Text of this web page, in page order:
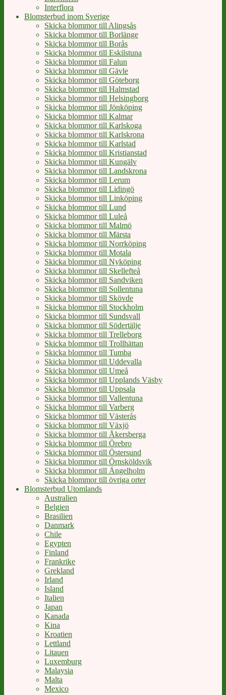
Interflora
Blomsterbud inom Sverige
Skicka blommor till Alingsås
Skicka blommor till Borlänge
Skicka blommor till Borås
Skicka blommor till Eskilstuna
Skicka blommor till Falun
Skicka blommor till Gävle
Skicka blommor till Göteborg
Skicka blommor till Halmstad
Skicka blommor till Helsingborg
Skicka blommor till Jönköping
Skicka blommor till Kalmar
Skicka blommor till Karlskoga
Skicka blommor till Karlskrona
Skicka blommor till Karlstad
Skicka blommor till Kristianstad
Skicka blommor till Kungälv
Skicka blommor till Landskrona
Skicka blommor till Lerum
Skicka blommor till Lidingö
Skicka blommor till Linköping
Skicka blommor till Lund
Skicka blommor till Luleå
Skicka blommor till Malmö
Skicka blommor till Märsta
Skicka blommor till Norrköping
Skicka blommor till Motala
Skicka blommor till Nyköping
Skicka blommor till Skellefteå
Skicka blommor till Sandviken
Skicka blommor till Sollentuna
Skicka blommor till Skövde
Skicka blommor till Stockholm
Skicka blommor till Sundsvall
Skicka blommor till Södertälje
Skicka blommor till Trelleborg
Skicka blommor till Trollhättan
Skicka blommor till Tumba
Skicka blommor till Uddevalla
Skicka blommor till Umeå
Skicka blommor till Upplands Väsby
Skicka blommor till Uppsala
Skicka blommor till Vallentuna
Skicka blommor till Varberg
Skicka blommor till Västerås
Skicka blommor till Växjö
Skicka blommor till Åkersberga
Skicka blommor till Örebro
Skicka blommor till Östersund
Skicka blommor till Örnsköldsvik
Skicka blommor till Ängelholm
Skicka blommor till övriga orter
Blomsterbud Utomlands
Australien
Belgien
Brasilien
Danmark
Chile
Egypten
Finland
Frankrike
Grekland
Irland
Island
Italien
Japan
Kanada
Kina
Kroatien
Lettland
Litauen
Luxemburg
Malaysia
Malta
Mexico